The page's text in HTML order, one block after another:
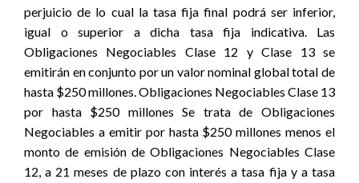
perjuicio de lo cual la tasa fija final podrá ser inferior,
igual o superior a dicha tasa fija indicativa. Las
Obligaciones Negociables Clase 12 y Clase 13 se
emitirán en conjunto por un valor nominal global total de
hasta $250 millones. Obligaciones Negociables Clase 13
por hasta $250 millones Se trata de Obligaciones
Negociables a emitir por hasta $250 millones menos el
monto de emisión de Obligaciones Negociables Clase
12, a 21 meses de plazo con interés a tasa fija y a tasa